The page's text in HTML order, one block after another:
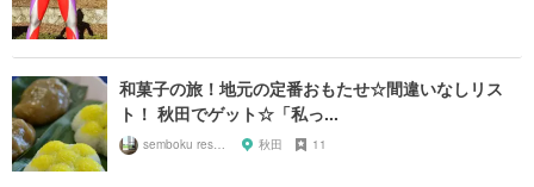
和菓子の旅！地元の定番おもたせ☆間違いなしリス
ト！ 秋田でゲット☆「私っ...
semboku researcher 秋田 11